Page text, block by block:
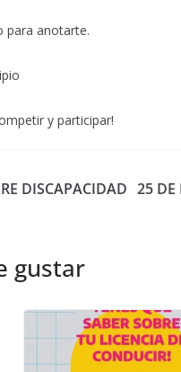
para anotarte.
y participar!
DISCAPACIDAD 25 DE
gustar